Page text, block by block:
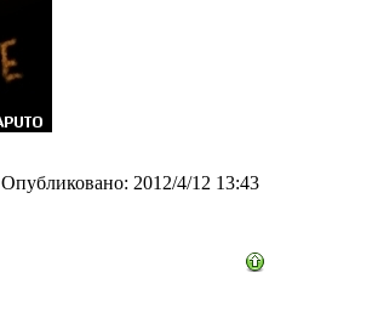
Опубликовано: 2012/4/12 13:43